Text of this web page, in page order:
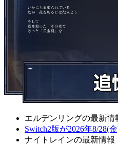
エルデンリングの最新情
Switch2版が2026年8/28(
ナイトレインの最新情報